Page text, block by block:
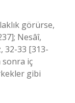
görürse,
Nesâî,
32-33 [313-
sonra iç
gibi